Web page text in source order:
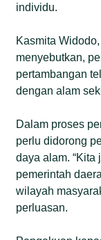
individu.
Kasmita
menyebutkan,
pertambangan
dengan alam
Dalam proses
perlu didorong
daya alam.
pemerintah
wilayah
perluasan.